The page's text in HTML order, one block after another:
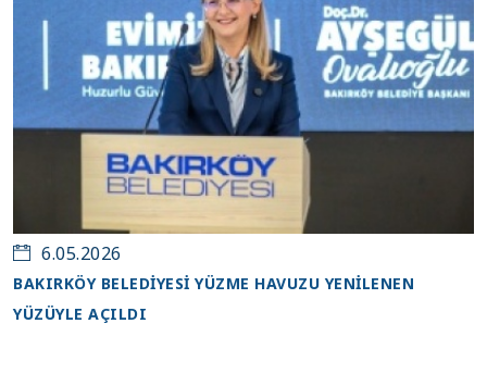
6.05.2026
BAKIRKÖY BELEDİYESİ YÜZME HAVUZU YENİLENEN
YÜZÜYLE AÇILDI